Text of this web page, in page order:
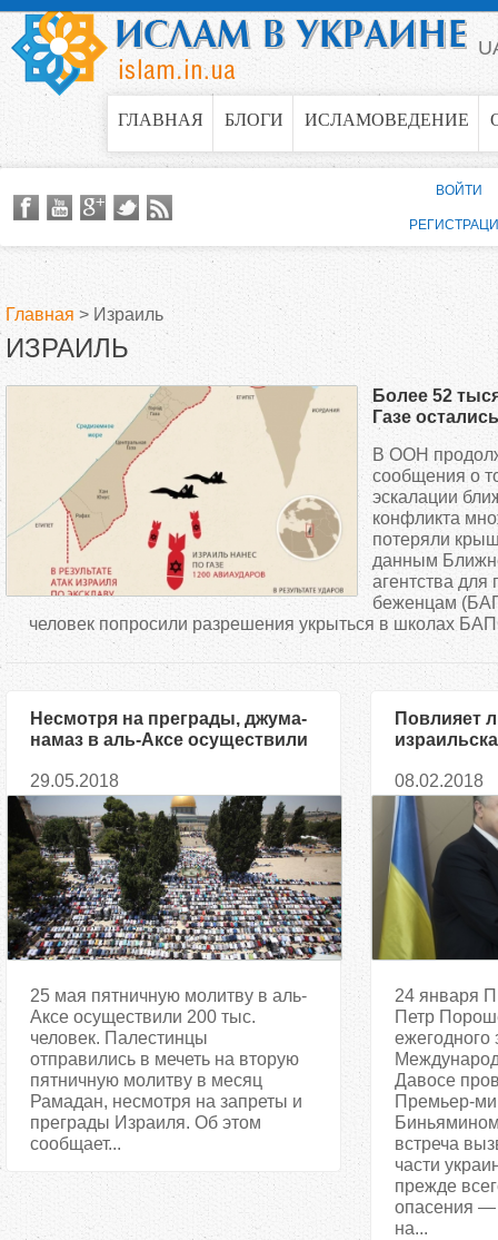
Jump to navigation
ГЛАВНАЯ БЛОГИ ИСЛАМОВЕДЕНИЕ
В
ь
Главная > Израиль
ИЗРАИЛЬ
Более 52
Газе
головой
В ООН
сообщения о
эскалации
конфликта
потеряли
данным
агентства
беженцам
человек попросили разрешения укрыться в школах
Несмотря на преграды, джума-
намаз в аль-Аксе осуществили
29.05.2018
25 мая пятничную молитву в аль-
Аксе осуществили 200 тыс.
человек. Палестинцы
отправились в мечеть на вторую
пятничную молитву в месяц
Рамадан, несмотря на запреты и
преграды Израиля. Об этом
сообщает...
Повлияет
08.02.2018
24 января
Петр
ежегодного
Давосе
Премьер-
встреча
части
прежде
опасения —
на...
ВОЙТИ